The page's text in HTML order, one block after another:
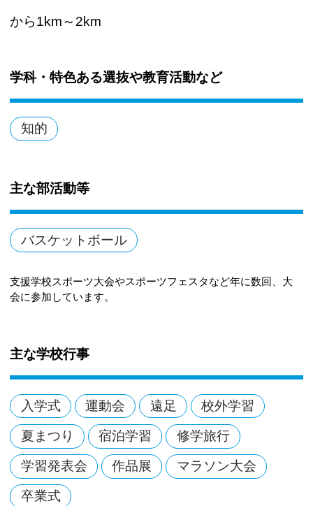
から1km～2km
学科・特色ある選抜や教育活動など
知的
主な部活動等
バスケットボール
支援学校スポーツ大会やスポーツフェスタなど年に数回、大
会に参加しています。
主な学校行事
入学式 運動会 遠足 校外学習
夏まつり 宿泊学習 修学旅行
学習発表会 作品展 マラソン大会
卒業式